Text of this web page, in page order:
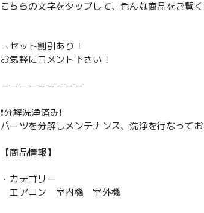
こちらの文字をタップして、色んな商品をご覧く
→セット割引あり！
お気軽にコメント下さい！
－－－－－－－－－
❗️分解洗浄済み❗️
パーツを分解しメンテナンス、洗浄を行なってお
【商品情報】
・カテゴリー
エアコン 室内機 室外機